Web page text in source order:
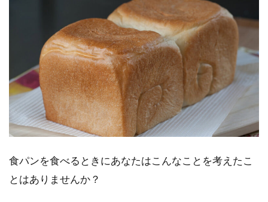
食パンを食べるときにあなたはこんなことを考えたこ
とはありませんか？